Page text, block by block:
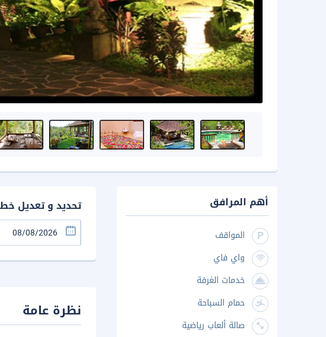
تحديد و تعديل
نظرة عامة
أهم المرافق
المواقف
واي فاي
خدمات الغرفة
حمام السباحة
صالة ألعاب رياضية